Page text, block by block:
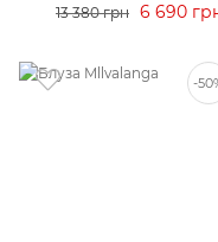
13 380 грн 6 690
-